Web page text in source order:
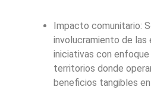
Impacto comunitario:
involucramiento de las
iniciativas con
territorios donde
beneficios tangibles